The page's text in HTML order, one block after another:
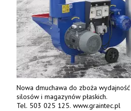
Nowa dmuchawa do zboża
silosów i magazynów płaskich.
Tel. 503 025 125. www.graintec.pl